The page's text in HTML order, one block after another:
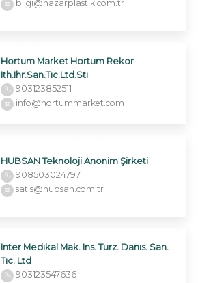
bilgi@hazarplastik.com.tr
Hortum Market Hortum Rekor
Ith.Ihr.San.Tıc.Ltd.Stı
903123852511
info@hortummarket.com
HUBSAN Teknoloji Anonim Şirketi
908503024797
satis@hubsan.com.tr
Inter Medıkal Mak. Ins. Turz. Danıs. San.
Tıc. Ltd
903123547636